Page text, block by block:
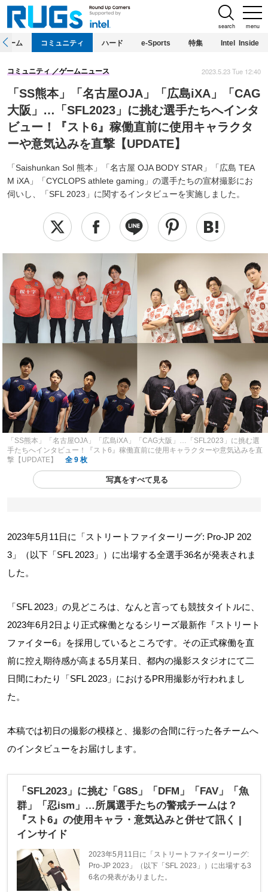
menu
search
ホーム コミュニティ ハード e-Sports 特集 Intel Inside
「SS熊本」「名古屋OJA」「広島iXA」「CAG
大阪」…「SFL2023」に挑む選手たちへインタ
ビュー！『スト6』稼働直前に使用キャラクタ
ーや意気込みを直撃【UPDATE】
「Saishunkan Sol 熊本」「名古屋 OJA BODY STAR」「広島 TEA
M iXA」「CYCLOPS athlete gaming」の選手たちの宣材撮影にお
伺いし、「SFL 2023」に関するインタビューを実施しました。
コミュニティ ゲームニュース 2023.5.23 Tue 12:40
「SS熊本」「名古屋OJA」「広島iXA」「CAG大阪」…「SFL2023」に挑む選
手たちへインタビュー！『スト6』稼働直前に使用キャラクターや意気込みを直
撃【UPDATE】
全 9 枚
写真をすべて見る
2023年5月11日に「ストリートファイターリーグ: Pro-JP 202
3」（以下「SFL 2023」）に出場する全選手36名が発表されま
した。
「SFL 2023」の見どころは、なんと言っても競技タイトルに、
2023年6月2日より正式稼働となるシリーズ最新作『ストリート
ファイター6』を採用しているところです。その正式稼働を直
前に控え期待感が高まる5月某日、都内の撮影スタジオにて二
日間にわたり「SFL 2023」におけるPR用撮影が行われまし
た。
本稿では初日の撮影の模様と、撮影の合間に行った各チームへ
のインタビューをお届けします。
「SFL2023」に挑む「G8S」「DFM」「FAV」「魚
群」「忍ism」…所属選手たちの警戒チームは？
『スト6』の使用キャラ・意気込みと併せて訊く |
インサイド
2023年5月11日に「ストリートファイターリーグ:
Pro-JP 2023」（以下「SFL 2023」）に出場する3
6名の発表がありました。